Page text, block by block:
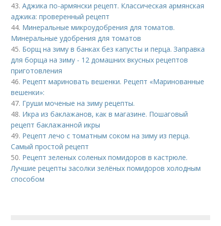
43.Аджика по-армянски рецепт. Классическая армянская
аджика: проверенный рецепт
44. Минеральные микроудобрения для томатов.
Минеральные удобрения для томатов
45. Борщ на зиму в банках без капусты и перца. Заправка
для борща на зиму - 12 домашних вкусных рецептов
приготовления
46. Рецепт мариновать вешенки. Рецепт «Маринованные
вешенки»:
47. Груши моченые на зиму рецепты.
48. Икра из баклажанов, как в магазине. Пошаговый
рецепт баклажанной икры
49. Рецепт лечо с томатным соком на зиму из перца.
Самый простой рецепт
50. Рецепт зеленых соленых помидоров в кастрюле.
Лучшие рецепты засолки зелёных помидоров холодным
способом